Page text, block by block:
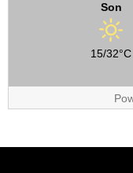
Son
15/32°C